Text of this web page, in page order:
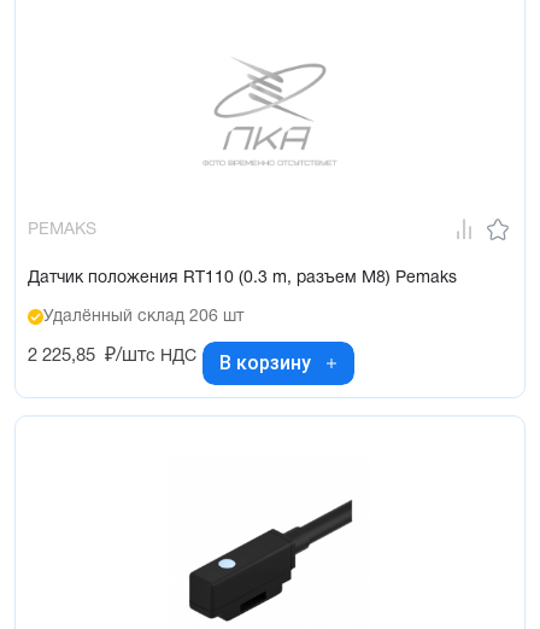
PEMAKS
Датчик положения RT110 (0.3 m, разъем M8) Pemaks
Удалённый склад 206 шт
2 225,85 ₽/штс НДС В корзину